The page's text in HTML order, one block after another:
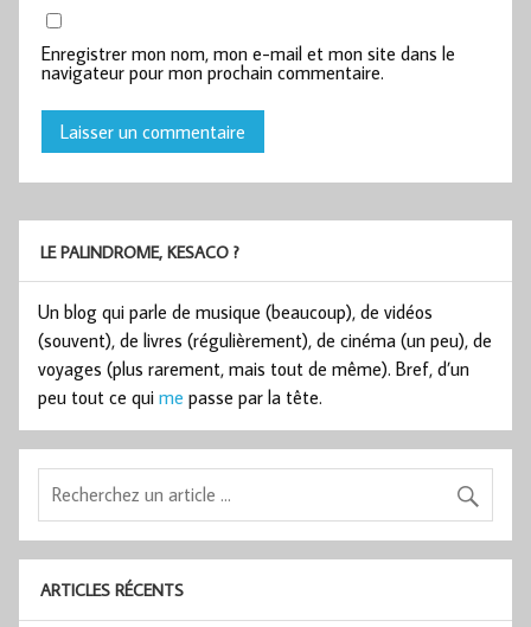
Enregistrer mon nom, mon e-mail et mon site dans le
navigateur pour mon prochain commentaire.
LE PALINDROME, KESACO ?
Un blog qui parle de musique (beaucoup), de vidéos
(souvent), de livres (régulièrement), de cinéma (un peu), de
voyages (plus rarement, mais tout de même). Bref, d’un
peu tout ce qui me passe par la tête.
ARTICLES RÉCENTS